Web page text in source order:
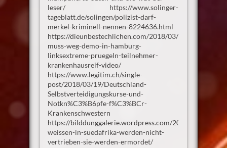
leser/ https://www.solinger-
tageblatt.de/solingen/polizist-darf-
merkel-kriminell-nennen-8224636.html
https://dieunbestechlichen.com/2018/03/merkel-
muss-weg-demo-in-hamburg-
linksextreme-pruegeln-teilnehmer-
krankenhausreif-video/
https://www.legitim.ch/single-
post/2018/03/19/Deutschland-
Selbstverteidigungskurse-und-
Notkn%C3%B6pfe-f%C3%BCr-
Krankenschwestern
https://bilddunggalerie.wordpress.com/2017/01/31/die-
weissen-in-suedafrika-werden-nicht-
vertrieben-sie-werden-ermordet/